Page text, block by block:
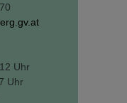
Uhr
Uhr